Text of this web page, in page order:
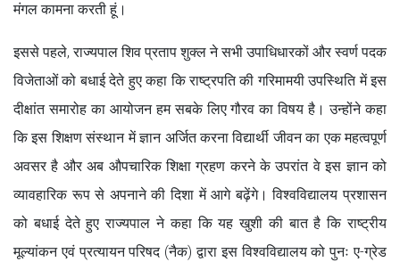
मंगल कामना करती हूं।
इससे पहले, राज्यपाल शिव प्रताप शुक्ल ने सभी उपाधिधारकों और स्वर्ण पदक
विजेताओं को बधाई देते हुए कहा कि राष्ट्रपति की गरिमामयी उपस्थिति में इस
दीक्षांत समारोह का आयोजन हम सबके लिए गौरव का विषय है। उन्होंने कहा
कि इस शिक्षण संस्थान में ज्ञान अर्जित करना विद्यार्थी जीवन का एक महत्वपूर्ण
अवसर है और अब औपचारिक शिक्षा ग्रहण करने के उपरांत वे इस ज्ञान को
व्यावहारिक रूप से अपनाने की दिशा में आगे बढ़ेंगे। विश्वविद्यालय प्रशासन
को बधाई देते हुए राज्यपाल ने कहा कि यह खुशी की बात है कि राष्ट्रीय
मूल्यांकन एवं प्रत्यायन परिषद (नैक) द्वारा इस विश्वविद्यालय को पुनः ए-ग्रेड